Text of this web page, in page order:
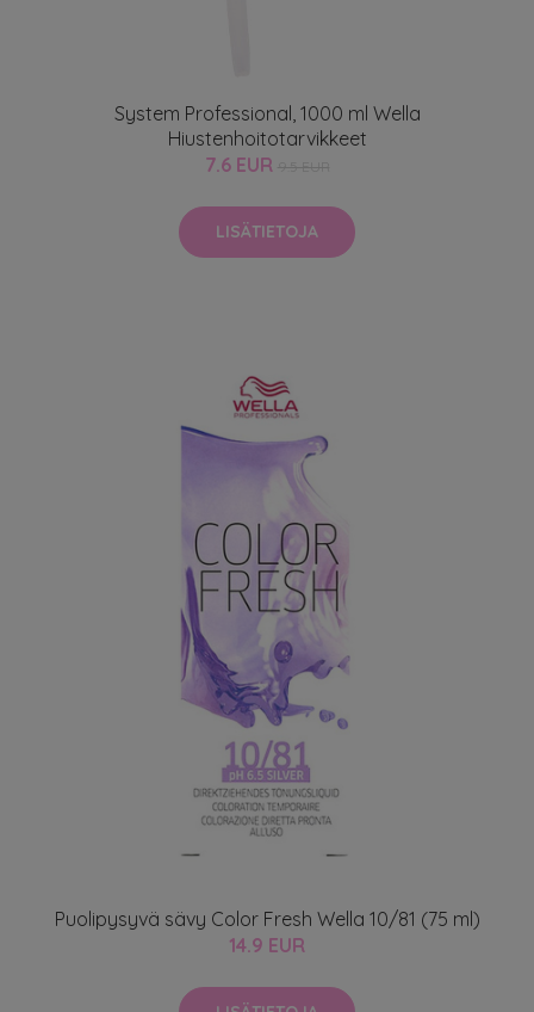
System Professional, 1000 ml Wella
Hiustenhoitotarvikkeet
7.6 EUR
LISÄTIETOJA
Puolipysyvä sävy Color Fresh Wella 10/81 (75 ml)
14.9 EUR